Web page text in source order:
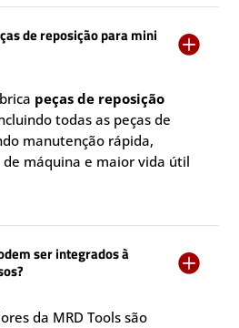
de reposição para mini

peças de reposição
todas as peças de
manutenção rápida,
máquina e maior vida útil
ser integrados à

da MRD Tools são